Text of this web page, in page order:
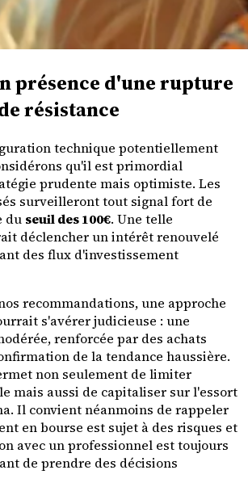
présence d'une rupture
résistance
technique potentiellement
qu'il est primordial
prudente mais optimiste. Les
surveilleront tout signal fort de
du seuil des 100€. Une telle
déclencher un intérêt renouvelé
des flux d'investissement
recommandations, une approche
s'avérer judicieuse : une
renforcée par des achats
de la tendance haussière.
non seulement de limiter
mais aussi de capitaliser sur l'essort
Il convient néanmoins de rappeler
en bourse est sujet à des risques et
avec un professionnel est toujours
de prendre des décisions